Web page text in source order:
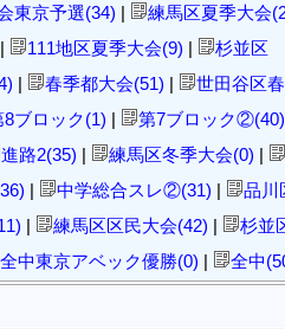
東京予選(34) | 練馬区夏季大会
| 111地区夏季大会(9) | 杉並区
| 春季都大会(51) | 世田谷区
ブロック(1) | 第7ブロック②(40)
進路2(35) | 練馬区冬季大会(0) |
| 中学総合スレ②(31) | 品川
| 練馬区区民大会(42) | 杉並
全中東京アベック優勝(0) | 全中